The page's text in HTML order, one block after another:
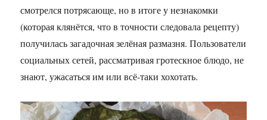
смотрелся потрясающе, но в итоге у незнакомки
(которая клянётся, что в точности следовала рецепту)
получилась загадочная зелёная размазня. Пользователи
социальных сетей, рассматривая гротескное блюдо, не
знают, ужасаться им или всё-таки хохотать.